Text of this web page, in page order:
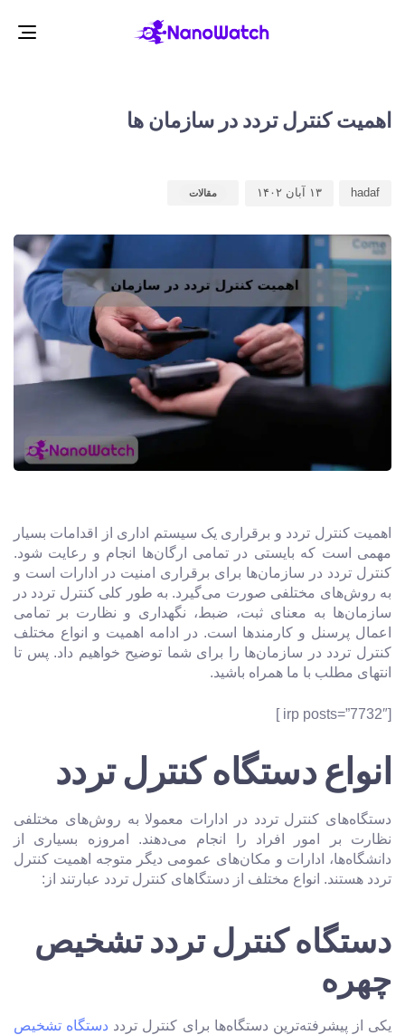
اهمیت کنترل تردد در سازمان ها
hadaf ۱۳ آبان ۱۴۰۲ مقالات
اهمیت کنترل تردد و برقراری یک سیستم اداری از اقدامات بسیار
مهمی‌ است که بایستی در تمامی ارگان‌ها انجام و رعایت شود.
کنترل تردد در سازمان‌ها برای برقراری امنیت در ادارات است و
به روش‌های مختلفی صورت می‌گیرد. به طور کلی کنترل تردد در
سازمان‌ها به معنای ثبت، ضبط، نگهداری و نظارت بر تمامی
اعمال پرسنل و کارمندها است. در ادامه اهمیت و انواع مختلف
کنترل تردد در سازمان‌ها را برای شما توضیح خواهیم داد. پس تا
انتهای مطلب با ما همراه باشید.
انواع دستگاه کنترل تردد
دستگاه‌های کنترل تردد در ادارات معمولا به روش‌های مختلفی
نظارت بر امور افراد را انجام می‌دهند. امروزه بسیاری از
دانشگاه‌ها، ادارات و مکان‌های عمومی دیگر متوجه اهمیت کنترل
تردد هستند. انواع مختلف از دستگا‌های کنترل تردد عبارتند از:
دستگاه کنترل تردد تشخیص
چهره
یکی از پیشرفته‌ترین دستگاه‌ها برای کنترل تردد دستگاه تشخیص